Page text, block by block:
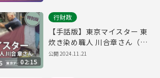
02:15
行財政
【手話版】東京マイスター 東
炊き染め職人 川合章さん（令
和6年11月8日 東京デイリーニ
公開2024.11.21